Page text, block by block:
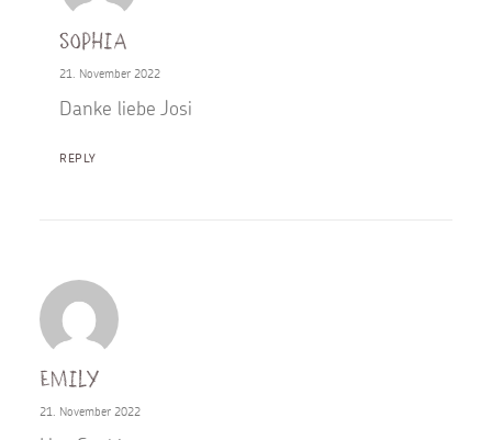
Sophia
21. November 2022
Danke liebe Josi
REPLY
Emily
21. November 2022